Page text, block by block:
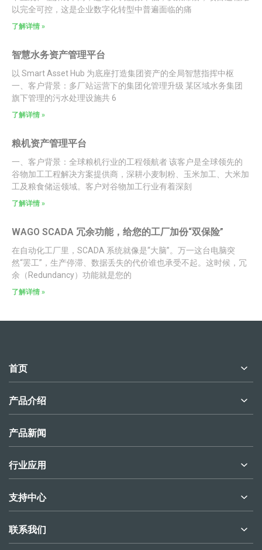
以完全可控，这是企业数字化转型中普遍面临的痛
了解详情 »
智慧水务资产管理平台
以 Smart Asset Hub 为底座打造集团资产的全局智慧指挥中枢
一、客户背景：多厂站运营下的集团化管理升级 某区域水务集团
旗下管理的污水处理设施共 6
了解详情 »
粮机资产管理平台
一、客户背景：全球粮机行业的工程领航者 该客户是全球领先的
谷物加工工程解决方案提供商，深耕小麦制粉、玉米加工、大米加
工及粮食储运领域。客户对谷物加工行业有着深刻
了解详情 »
WAGO SCADA 冗余功能，给您的工厂加份“双保险”
在自动化工厂里，SCADA 系统就像是“大脑”。万一这台电脑突
然“罢工”，生产停滞、数据丢失的代价谁也承受不起。这时候，冗
余（Redundancy）功能就是您的
了解详情 »
首页
产品介绍
产品新闻
行业应用
支持中心
联系我们